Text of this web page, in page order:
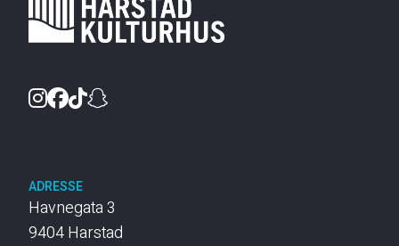
Instagram
Facebook
TikTok
ADRESSE
Havnegata 3
9404 Harstad